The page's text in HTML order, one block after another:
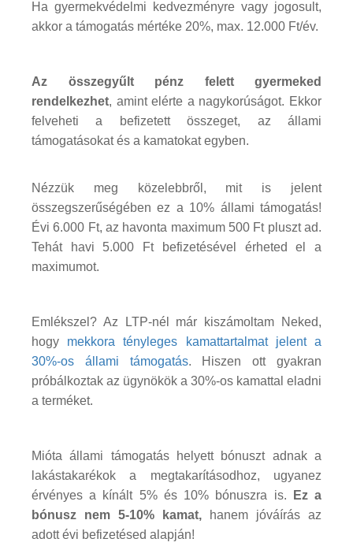
Ha gyermekvédelmi kedvezményre vagy jogosult,
akkor a támogatás mértéke 20%, max. 12.000 Ft/év.
Az összegyűlt pénz felett gyermeked
rendelkezhet, amint elérte a nagykorúságot. Ekkor
felveheti a befizetett összeget, az állami
támogatásokat és a kamatokat egyben.
Nézzük meg közelebbről, mit is jelent
összegszerűségében ez a 10% állami támogatás!
Évi 6.000 Ft, az havonta maximum 500 Ft pluszt ad.
Tehát havi 5.000 Ft befizetésével érheted el a
maximumot.
Emlékszel? Az LTP-nél már kiszámoltam Neked,
hogy mekkora tényleges kamattartalmat jelent a
30%-os állami támogatás. Hiszen ott gyakran
próbálkoztak az ügynökök a 30%-os kamattal eladni
a terméket.
Mióta állami támogatás helyett bónuszt adnak a
lakástakarékok a megtakarításodhoz, ugyanez
érvényes a kínált 5% és 10% bónuszra is.
Ez a
bónusz nem 5-10% kamat, hanem jóváírás az
adott évi befizetésed alapján!